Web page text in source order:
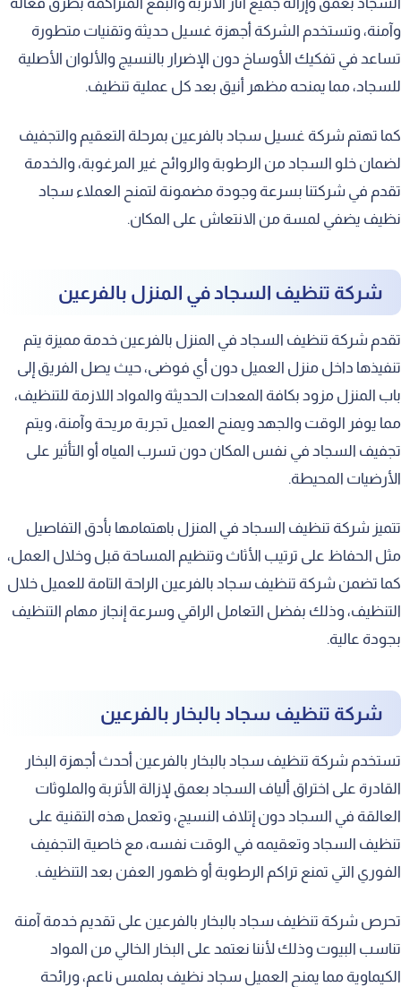
وآمنة، وتستخدم الشركة أجهزة غسيل حديثة وتقنيات متطورة
تساعد في تفكيك الأوساخ دون الإضرار بالنسيج والألوان الأصلية
للسجاد، مما يمنحه مظهر أنيق بعد كل عملية تنظيف.
كما تهتم شركة غسيل سجاد بالفرعين بمرحلة التعقيم والتجفيف
لضمان خلو السجاد من الرطوبة والروائح غير المرغوبة، والخدمة
تقدم في شركتنا بسرعة وجودة مضمونة لتمنح العملاء سجاد
نظيف يضفي لمسة من الانتعاش على المكان.
شركة تنظيف السجاد في المنزل بالفرعين
تقدم شركة تنظيف السجاد في المنزل بالفرعين خدمة مميزة يتم
تنفيذها داخل منزل العميل دون أي فوضى، حيث يصل الفريق إلى
باب المنزل مزود بكافة المعدات الحديثة والمواد اللازمة للتنظيف،
مما يوفر الوقت والجهد ويمنح العميل تجربة مريحة وآمنة، ويتم
تجفيف السجاد في نفس المكان دون تسرب المياه أو التأثير على
الأرضيات المحيطة.
تتميز شركة تنظيف السجاد في المنزل باهتمامها بأدق التفاصيل
مثل الحفاظ على ترتيب الأثاث وتنظيم المساحة قبل وخلال العمل،
كما تضمن شركة تنظيف سجاد بالفرعين الراحة التامة للعميل خلال
التنظيف، وذلك بفضل التعامل الراقي وسرعة إنجاز مهام التنظيف
بجودة عالية.
شركة تنظيف سجاد بالبخار بالفرعين
تستخدم شركة تنظيف سجاد بالبخار بالفرعين أحدث أجهزة البخار
القادرة على اختراق ألياف السجاد بعمق لإزالة الأتربة والملوثات
العالقة في السجاد دون إتلاف النسيج، وتعمل هذه التقنية على
تنظيف السجاد وتعقيمه في الوقت نفسه، مع خاصية التجفيف
الفوري التي تمنع تراكم الرطوبة أو ظهور العفن بعد التنظيف.
تحرص شركة تنظيف سجاد بالبخار بالفرعين على تقديم خدمة آمنة
تناسب البيوت وذلك لأننا نعتمد على البخار الخالي من المواد
الكيماوية مما يمنح العميل سجاد نظيف بملمس ناعم، ورائحة